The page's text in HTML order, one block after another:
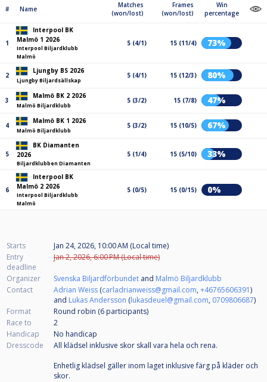
# Name
Matches
(won/lost)
Frames
(won/lost)
Win
percentage
1
Interpool BK
Malmö 1 2026
Interpool Biljardklubb
Malmö
5 (4/1) 15 (11/4) 73%
2
Ljungby BS 2026
Ljungby Biljardsällskap
5 (4/1) 15 (12/3) 80%
3
Malmö BK 2 2026
Malmö Biljardklubb
5 (3/2) 15 (7/8) 47%
4
Malmö BK 1 2026
Malmö Biljardklubb
5 (3/2) 15 (10/5) 67%
5
BK Diamanten
2026
Biljardklubben Diamanten
5 (1/4) 15 (5/10) 33%
6
Interpool BK
Malmö 2 2026
Interpool Biljardklubb
Malmö
5 (0/5) 15 (0/15) 0%
Starts
Jan 24, 2026, 10:00 AM (Local time)
Entry
deadline
Jan 2, 2026, 6:00 PM (Local time)
Organizer Svenska Biljardförbundet and Malmö Biljardklubb
Contact
Adrian Weiss (carladrianweiss@gmail.com,+46765606391)
and Lukas Andersson (lukasdeuel@gmail.com, 0709806687)
Format
Round robin (6 participants)
Race to
2
Handicap
No handicap
Dresscode
All klädsel inklusive skor skall vara hela och rena.
Enhetlig klädsel gäller inom laget inklusive färg på kläder och
skor.